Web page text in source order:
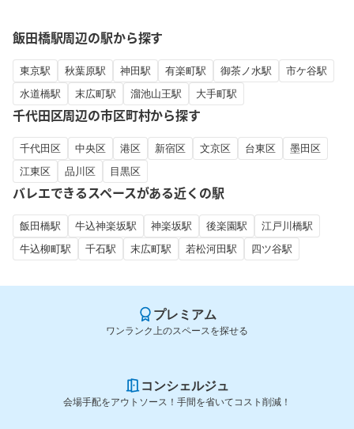
飯田橋駅周辺の駅から探す
東京駅 秋葉原駅 神田駅 有楽町駅 御茶ノ水駅
市ケ谷駅
水道橋駅
末広町駅 溜池山王駅 大手町駅
千代田区周辺の市区町村から探す
千代田区 中央区 港区 新宿区 文京区 台東区
墨田区
江東区
品川区 目黒区
バレエできるスペースがある近くの駅
飯田橋駅 牛込神楽坂駅 神楽坂駅 後楽園駅
江戸川橋駅
牛込柳町駅
千石駅 末広町駅 若松河田駅 四ツ谷駅
プレミアム
ワンランク上のスペースを探せる
コンシェルジュ
会場手配をアウトソース！手間を省いてコスト削減！